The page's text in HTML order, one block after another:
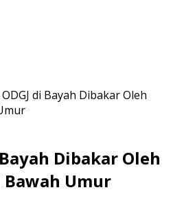
ODGJ di Bayah Dibakar Oleh
Dibakar Oleh
Umur